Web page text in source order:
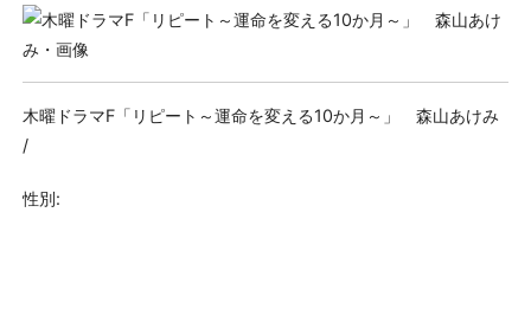
木曜ドラマF「リピート～運命を変える10か月～」 森山あけみ
/
性別: